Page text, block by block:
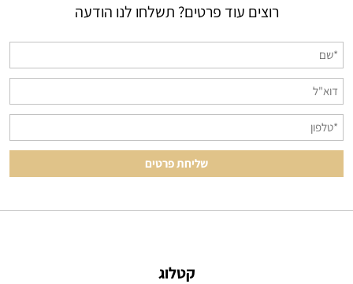
רוצים עוד פרטים? תשלחו לנו הודעה
קטלוג